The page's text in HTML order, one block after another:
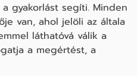
gyakorlást segíti. Minden
van, ahol jelöli az általa
láthatóvá válik a
a megértést, a